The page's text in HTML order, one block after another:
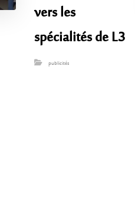
vers les
spécialités de L3
publicités